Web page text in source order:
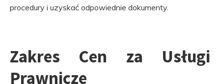
procedury i uzyskać odpowiednie dokumenty.
Zakres Cen za Usługi
Prawnicze